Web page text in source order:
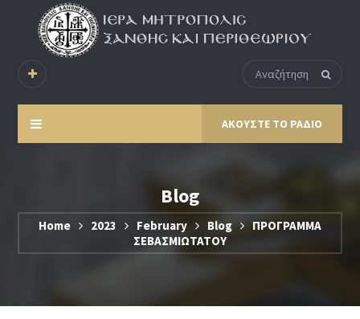
ΑΚΟΥΣΤΕ ΤΟ ΡΑΔΙΟ
Blog
Home 2023 February Blog
ΠΡΟΓΡΑΜΜΑ
ΣΕΒΑΣΜΙΩΤΑΤΟΥ